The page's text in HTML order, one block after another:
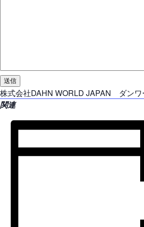
株式会社DAHN WORLD JAPAN ダンワ
関連